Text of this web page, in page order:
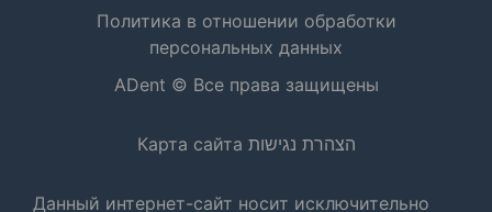
Политика в отношении обработки
персональных данных
ADent © Все права защищены
Карта сайта הצהרת נגישות
Данный интернет-сайт носит исключительно